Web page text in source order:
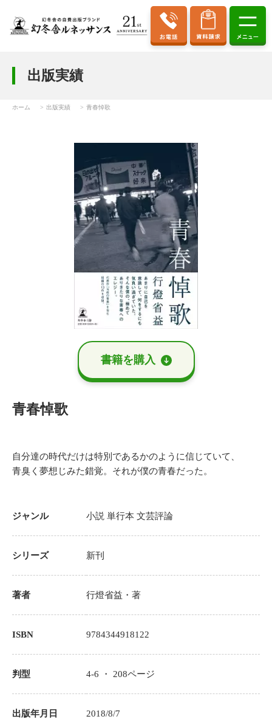
出版実績
ホーム 出版実績 青春悼歌
書籍を購⼊
青春悼歌
自分達の時代だけは特別であるかのように信じていて、
青臭く夢想じみた錯覚。それが僕の青春だった。
ジャンル 小説 単行本 文芸評論
シリーズ 新刊
著者 行燈省益 ・著
ISBN 9784344918122
判型 4-6 ・ 208ページ
出版年月日 2018/8/7